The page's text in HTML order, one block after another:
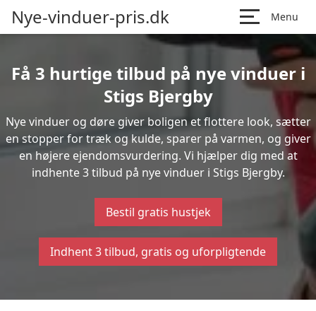
Nye-vinduer-pris.dk Menu
Få 3 hurtige tilbud på nye vinduer i
Stigs Bjergby
Nye vinduer og døre giver boligen et flottere look, sætter
en stopper for træk og kulde, sparer på varmen, og giver
en højere ejendomsvurdering. Vi hjælper dig med at
indhente 3 tilbud på nye vinduer i Stigs Bjergby.
Bestil gratis hustjek
Indhent 3 tilbud, gratis og uforpligtende